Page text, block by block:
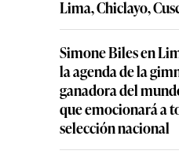
Lima, Chiclayo,
Simone Biles en
la agenda de la
ganadora del
que emocionará a
selección nacional